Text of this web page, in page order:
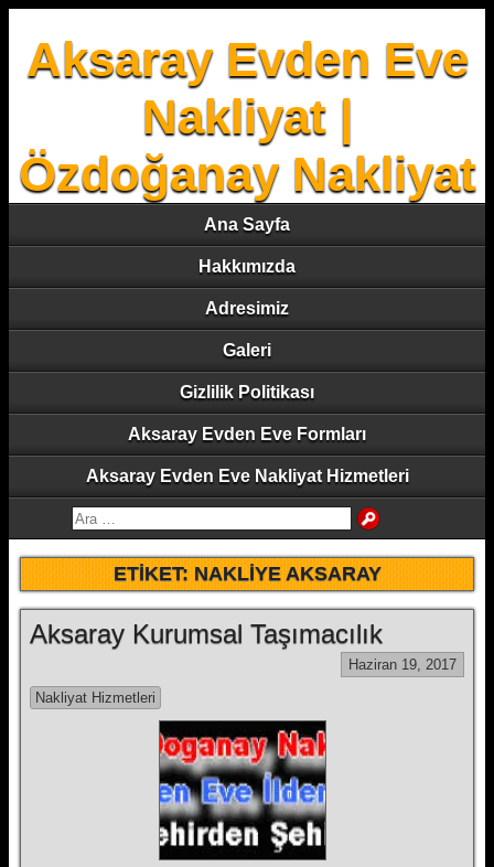
Aksaray Evden Eve
Nakliyat |
Özdoğanay Nakliyat
Ana Sayfa
Hakkımızda
Adresimiz
Galeri
Gizlilik Politikası
Aksaray Evden Eve Formları
Aksaray Evden Eve Nakliyat Hizmetleri
ETIKET:NAKLIYE AKSARAY
Aksaray Kurumsal Taşımacılık
Haziran 19, 2017
Nakliyat Hizmetleri